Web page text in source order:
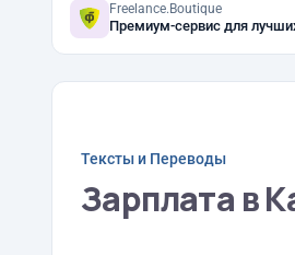
Freelance.Boutique
Премиум-сервис для
Тексты и Переводы
Зарплата в